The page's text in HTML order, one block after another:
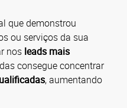
que demonstrou
ou serviços da sua
nos leads mais
consegue concentrar
, aumentando